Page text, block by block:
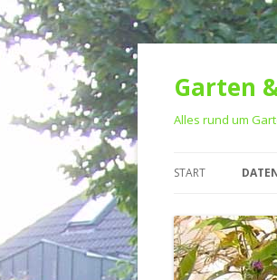
Garten
Alles rund um
START